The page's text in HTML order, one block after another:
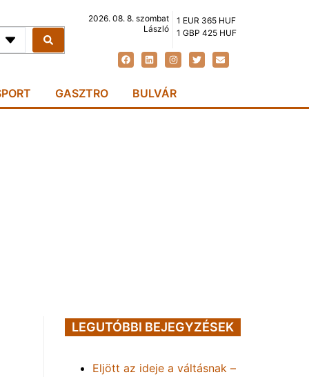
2026. 08. 8. szombat
László
1 EUR 365 HUF
1 GBP 425 HUF
GASZTRO BULVÁR
LEGUTÓBBI BEJEGYZÉSEK
Eljött az ideje a váltásnak –